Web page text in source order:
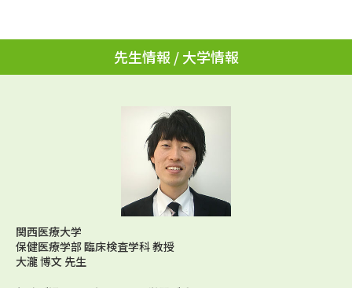
受付内容・発送状況の確認
個人情報取扱規定
テレメール進学カタログ
訂正のご案内
先生情報 / 大学情報
関西医療大学
保健医療学部 臨床検査学科 教授
大瀧 博文 先生